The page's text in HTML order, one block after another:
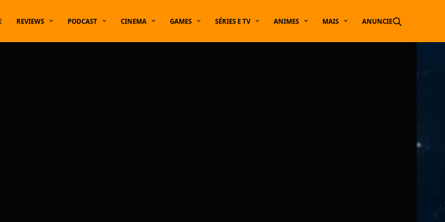
REVIEWS PODCAST CINEMA GAMES SÉRIES E TV ANIMES MAIS ANUNCIE